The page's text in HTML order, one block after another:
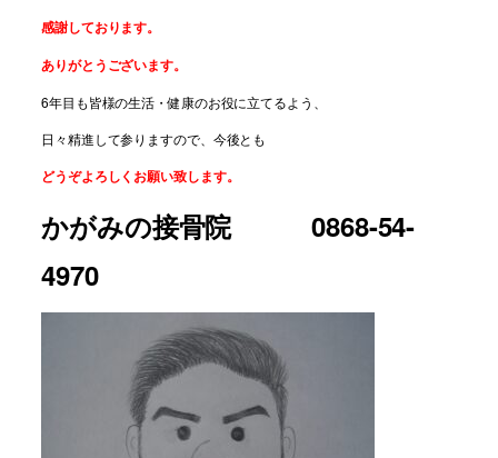
感謝しております。
ありがとうございます。
6年目も皆様の生活・健康のお役に立てるよう、
日々精進して参りますので、今後とも
どうぞよろしくお願い致します。
かがみの接骨院
0868-54-
4970